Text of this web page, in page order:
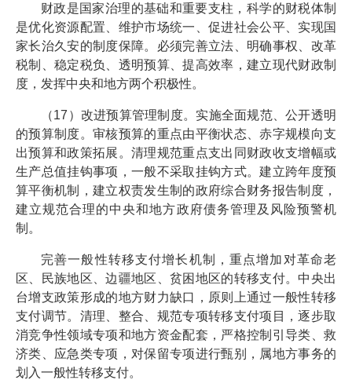
财政是国家治理的基础和重要支柱，科学的财税体制
是优化资源配置、维护市场统一、促进社会公平、实现国
家长治久安的制度保障。必须完善立法、明确事权、改革
税制、稳定税负、透明预算、提高效率，建立现代财政制
度，发挥中央和地方两个积极性。
（17）改进预算管理制度。实施全面规范、公开透明
的预算制度。审核预算的重点由平衡状态、赤字规模向支
出预算和政策拓展。清理规范重点支出同财政收支增幅或
生产总值挂钩事项，一般不采取挂钩方式。建立跨年度预
算平衡机制，建立权责发生制的政府综合财务报告制度，
建立规范合理的中央和地方政府债务管理及风险预警机
制。
完善一般性转移支付增长机制，重点增加对革命老
区、民族地区、边疆地区、贫困地区的转移支付。中央出
台增支政策形成的地方财力缺口，原则上通过一般性转移
支付调节。清理、整合、规范专项转移支付项目，逐步取
消竞争性领域专项和地方资金配套，严格控制引导类、救
济类、应急类专项，对保留专项进行甄别，属地方事务的
划入一般性转移支付。